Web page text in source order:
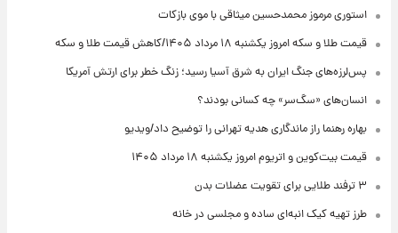
استوری مرموز محمدحسین میثاقی با موی بازکات
قیمت طلا و سکه امروز یکشنبه ۱۸ مرداد ۱۴۰۵/کاهش قیمت طلا و سکه
پس‌لرزه‌های جنگ ایران به شرق آسیا رسید؛ زنگ خطر برای ارتش آمریکا
انسان‌های «سگ‌سر» چه کسانی بودند؟
بهاره رهنما راز ماندگاری هدیه تهرانی را توضیح داد/ویدیو
قیمت بیت‌کوین و اتریوم امروز یکشنبه ۱۸ مرداد ۱۴۰۵
۳ ترفند طلایی برای تقویت عضلات بدن
طرز تهیه کیک انبه‌ای ساده و مجلسی در خانه